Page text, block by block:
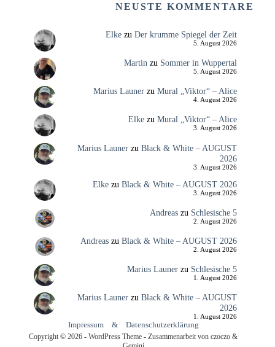
NEUSTE KOMMENTARE
Elkezu Der krumme Spiegel der Zeit
5. August 2026
Martin zu Sommer in Wuppertal
5. August 2026
Marius Launerzu Mural „Viktor“ – Alice
4. August 2026
Elkezu Mural „Viktor“ – Alice
3. August 2026
Marius Launerzu Black & White – AUGUST
2026
3. August 2026
Elkezu Black & White – AUGUST 2026
3. August 2026
Andreaszu Schlesische 5
2. August 2026
Andreaszu Black & White – AUGUST 2026
2. August 2026
Marius Launerzu Schlesische 5
1. August 2026
Marius Launerzu Black & White – AUGUST
2026
1. August 2026
Impressum & Datenschutzerklärung
Copyright © 2026 - WordPress Theme - Zusammenarbeit von czoczo &